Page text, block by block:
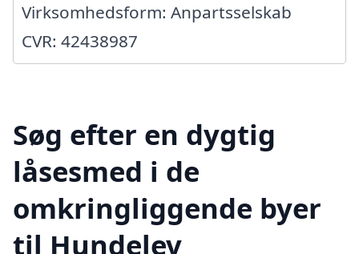
Virksomhedsform: Anpartsselskab
CVR: 42438987
Søg efter en dygtig
låsesmed i de
omkringliggende byer
til Hundelev